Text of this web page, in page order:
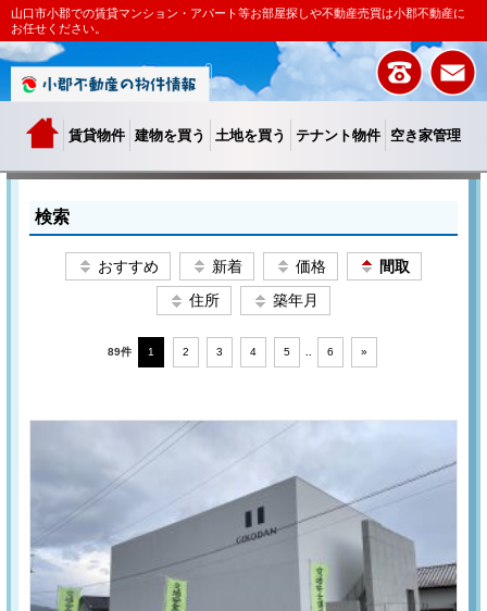
山口市小郡での賃貸マンション・アパート等お部屋探しや不動産売買は小郡不動産に
お任せください。
賃貸物件 建物を買う 土地を買う テナント物件 空き家管理
検索
おすすめ 新着 価格
間取
住所
築年月
89件 1 2 3 4 5 6 »